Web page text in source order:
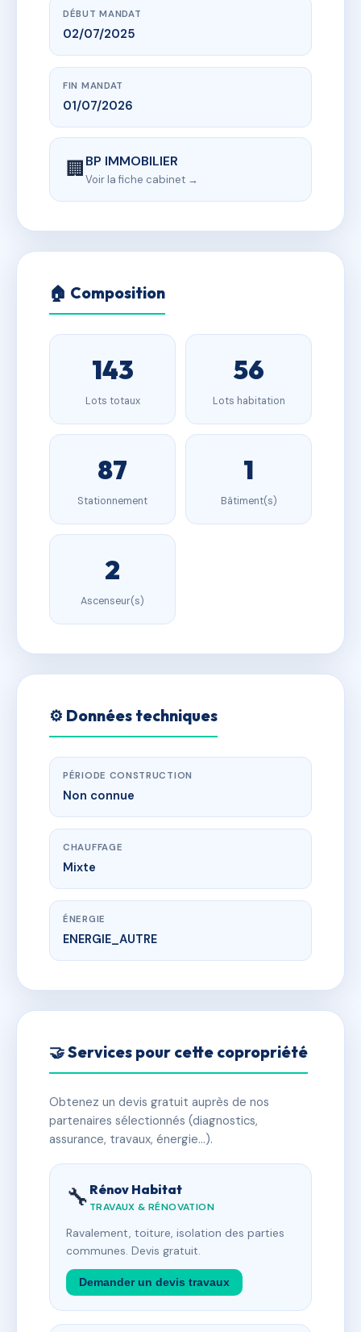
DÉBUT MANDAT
02/07/2025
FIN MANDAT
01/07/2026
🏢BP IMMOBILIER
Voir la fiche cabinet →
🏠 Composition
143
Lots totaux
56
Lots habitation
87
Stationnement
1
Bâtiment(s)
2
Ascenseur(s)
⚙️ Données techniques
PÉRIODE CONSTRUCTION
Non connue
CHAUFFAGE
Mixte
ÉNERGIE
ENERGIE_AUTRE
🤝 Services pour cette copropriété
Obtenez un devis gratuit auprès de nos
partenaires sélectionnés (diagnostics,
assurance, travaux, énergie…).
🔧 Rénov Habitat
TRAVAUX & RÉNOVATION
Ravalement, toiture, isolation des parties
communes. Devis gratuit.
Demander un devis travaux